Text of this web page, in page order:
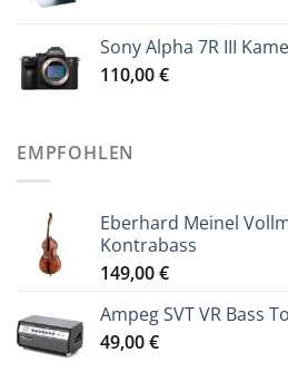
Sony Alpha 7R III
110,00€
EMPFOHLEN
Eberhard Meinel
Kontrabass
149,00€
Ampeg SVT VR Bass
49,00€